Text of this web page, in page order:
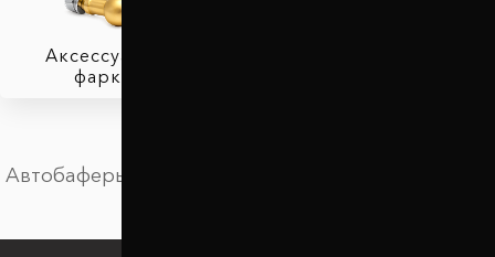
Аксессуары для
фаркопов
Автобаферы в Чернигове